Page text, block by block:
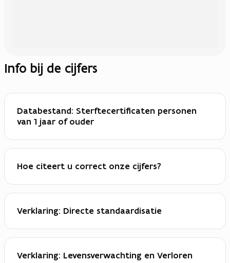
Info bij de cijfers
Databestand: Sterftecertificaten personen
van 1 jaar of ouder
Hoe citeert u correct onze cijfers?
Verklaring: Directe standaardisatie
Verklaring: Levensverwachting en Verloren